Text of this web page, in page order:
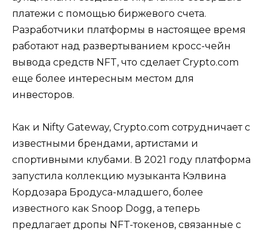
платежи с помощью биржевого счета.
Разработчики платформы в настоящее время
работают над развертыванием кросс-чейн
вывода средств NFT, что сделает Crypto.com
еще более интересным местом для
инвесторов.
Как и Nifty Gateway, Crypto.com сотрудничает с
известными брендами, артистами и
спортивными клубами. В 2021 году платформа
запустила коллекцию музыканта Кэлвина
Кордозара Бродуса-младшего, более
известного как Snoop Dogg, а теперь
предлагает дропы NFT-токенов, связанные с